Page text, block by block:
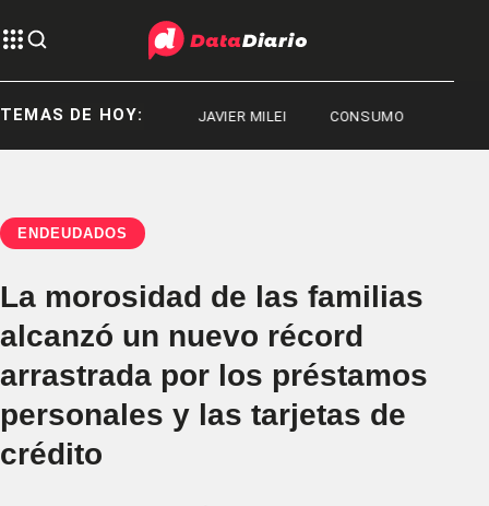
TEMAS DE HOY:
DEPORTES JAVIER MILEI CONSUMO
ENDEUDADOS
La morosidad de las familias
alcanzó un nuevo récord
arrastrada por los préstamos
personales y las tarjetas de
crédito